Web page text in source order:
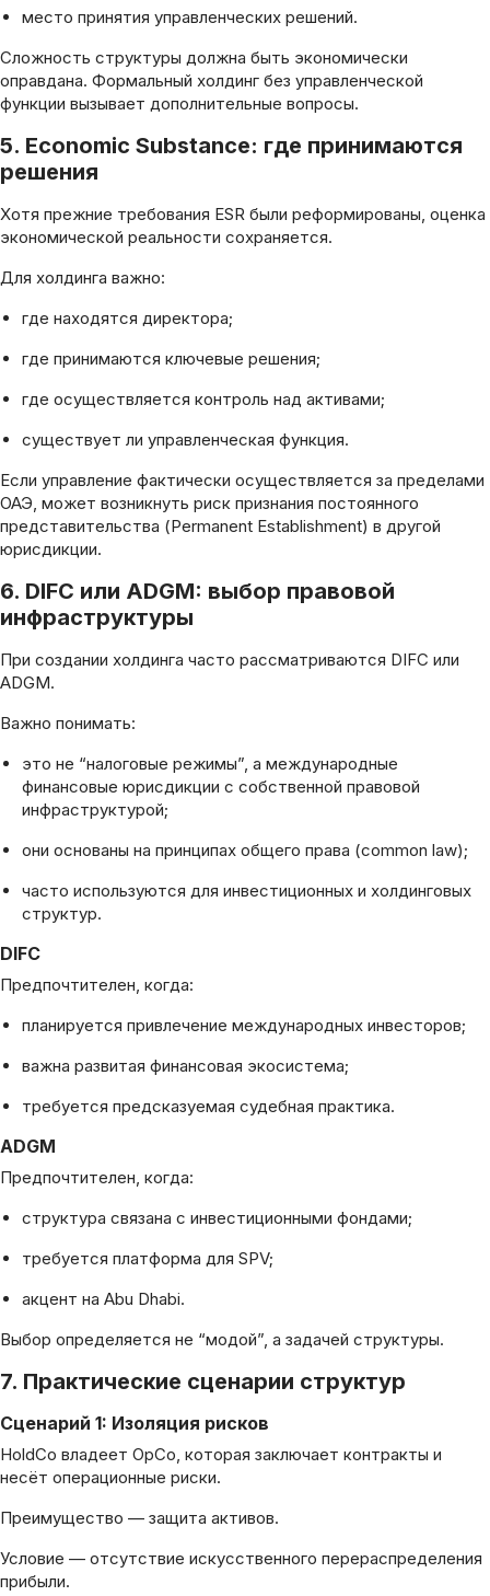
место принятия управленческих решений.
Сложность структуры должна быть экономически
оправдана. Формальный холдинг без управленческой
функции вызывает дополнительные вопросы.
5. Economic Substance: где принимаются
решения
Хотя прежние требования ESR были реформированы, оценка
экономической реальности сохраняется.
Для холдинга важно:
где находятся директора;
где принимаются ключевые решения;
где осуществляется контроль над активами;
существует ли управленческая функция.
Если управление фактически осуществляется за пределами
ОАЭ, может возникнуть риск признания постоянного
представительства (Permanent Establishment) в другой
юрисдикции.
6. DIFC или ADGM: выбор правовой
инфраструктуры
При создании холдинга часто рассматриваются DIFC или
ADGM.
Важно понимать:
это не “налоговые режимы”, а международные
финансовые юрисдикции с собственной правовой
инфраструктурой;
они основаны на принципах общего права (common law);
часто используются для инвестиционных и холдинговых
структур.
DIFC
Предпочтителен, когда:
планируется привлечение международных инвесторов;
важна развитая финансовая экосистема;
требуется предсказуемая судебная практика.
ADGM
Предпочтителен, когда:
структура связана с инвестиционными фондами;
требуется платформа для SPV;
акцент на Abu Dhabi.
Выбор определяется не “модой”, а задачей структуры.
7. Практические сценарии структур
Сценарий 1: Изоляция рисков
HoldCo владеет OpCo, которая заключает контракты и
несёт операционные риски.
Преимущество — защита активов.
Условие — отсутствие искусственного перераспределения
прибыли.